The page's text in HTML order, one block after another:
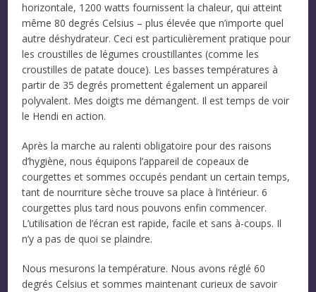
horizontale, 1200 watts fournissent la chaleur, qui atteint
même 80 degrés Celsius – plus élevée que n’importe quel
autre déshydrateur. Ceci est particulièrement pratique pour
les croustilles de légumes croustillantes (comme les
croustilles de patate douce). Les basses températures à
partir de 35 degrés promettent également un appareil
polyvalent. Mes doigts me démangent. Il est temps de voir
le Hendi en action.
Après la marche au ralenti obligatoire pour des raisons
d’hygiène, nous équipons l’appareil de copeaux de
courgettes et sommes occupés pendant un certain temps,
tant de nourriture sèche trouve sa place à l’intérieur. 6
courgettes plus tard nous pouvons enfin commencer.
L’utilisation de l’écran est rapide, facile et sans à-coups. Il
n’y a pas de quoi se plaindre.
Nous mesurons la température. Nous avons réglé 60
degrés Celsius et sommes maintenant curieux de savoir